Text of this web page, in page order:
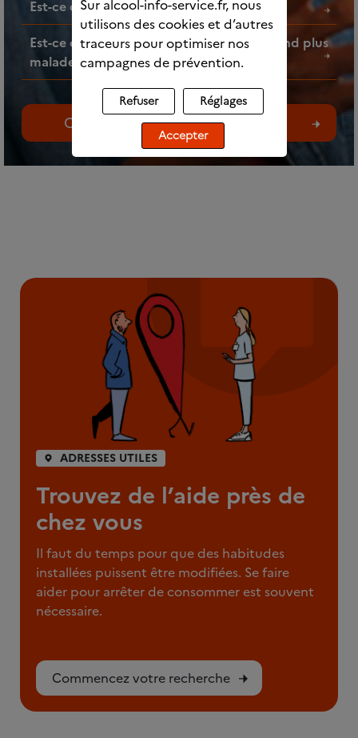
Est-ce que l’alcool fait grossir ?
Est-ce que faire des mélanges d’alcools rend plus
malade ?
Consultez toutes les questions
ADRESSES UTILES
Trouvez de l’aide près de
chez vous
Il faut du temps pour que des habitudes
installées puissent être modifiées. Se faire
aider pour arrêter de consommer est souvent
nécessaire.
Commencez votre recherche
Sur alcool-info-service.fr, nous
utilisons des cookies et d’autres
traceurs pour optimiser nos
campagnes de prévention.
Refuser Réglages
Accepter